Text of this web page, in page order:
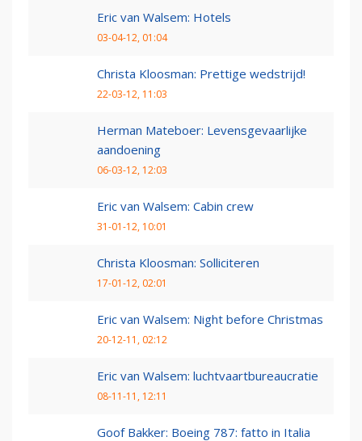
Eric van Walsem: Hotels
03-04-12, 01:04
Christa Kloosman: Prettige wedstrijd!
22-03-12, 11:03
Herman Mateboer: Levensgevaarlijke
aandoening
06-03-12, 12:03
Eric van Walsem: Cabin crew
31-01-12, 10:01
Christa Kloosman: Solliciteren
17-01-12, 02:01
Eric van Walsem: Night before Christmas
20-12-11, 02:12
Eric van Walsem: luchtvaartbureaucratie
08-11-11, 12:11
Goof Bakker: Boeing 787: fatto in Italia